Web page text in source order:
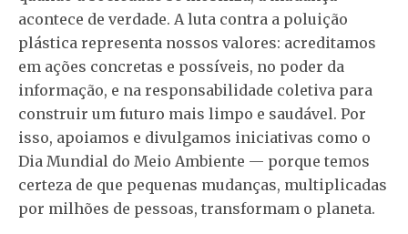
acontece de verdade. A luta contra a poluição
plástica representa nossos valores: acreditamos
em ações concretas e possíveis, no poder da
informação, e na responsabilidade coletiva para
construir um futuro mais limpo e saudável. Por
isso, apoiamos e divulgamos iniciativas como o
Dia Mundial do Meio Ambiente — porque temos
certeza de que pequenas mudanças, multiplicadas
por milhões de pessoas, transformam o planeta.